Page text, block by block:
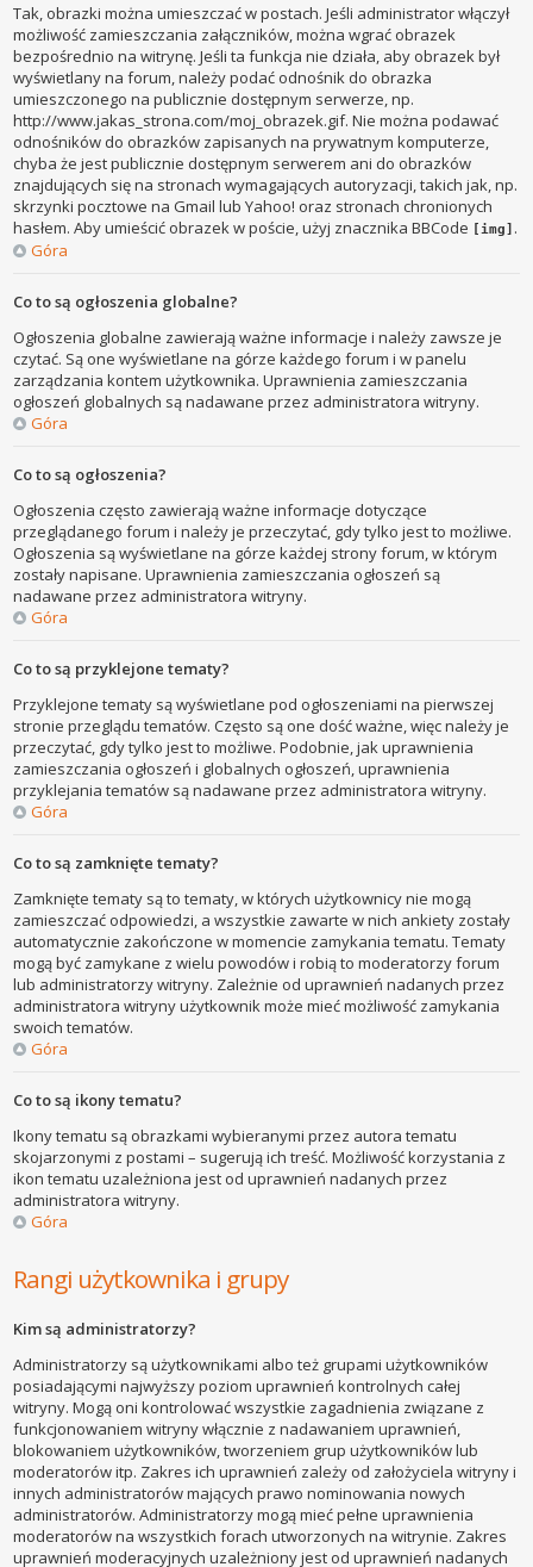
Tak, obrazki można umieszczać w postach. Jeśli administrator włączył
możliwość zamieszczania załączników, można wgrać obrazek
bezpośrednio na witrynę. Jeśli ta funkcja nie działa, aby obrazek był
wyświetlany na forum, należy podać odnośnik do obrazka
umieszczonego na publicznie dostępnym serwerze, np.
http://www.jakas_strona.com/moj_obrazek.gif. Nie można podawać
odnośników do obrazków zapisanych na prywatnym komputerze,
chyba że jest publicznie dostępnym serwerem ani do obrazków
znajdujących się na stronach wymagających autoryzacji, takich jak, np.
skrzynki pocztowe na Gmail lub Yahoo! oraz stronach chronionych
hasłem. Aby umieścić obrazek w poście, użyj znacznika BBCode [img] .
Góra
Co to są ogłoszenia globalne?
Ogłoszenia globalne zawierają ważne informacje i należy zawsze je
czytać. Są one wyświetlane na górze każdego forum i w panelu
zarządzania kontem użytkownika. Uprawnienia zamieszczania
ogłoszeń globalnych są nadawane przez administratora witryny.
Góra
Co to są ogłoszenia?
Ogłoszenia często zawierają ważne informacje dotyczące
przeglądanego forum i należy je przeczytać, gdy tylko jest to możliwe.
Ogłoszenia są wyświetlane na górze każdej strony forum, w którym
zostały napisane. Uprawnienia zamieszczania ogłoszeń są
nadawane przez administratora witryny.
Góra
Co to są przyklejone tematy?
Przyklejone tematy są wyświetlane pod ogłoszeniami na pierwszej
stronie przeglądu tematów. Często są one dość ważne, więc należy je
przeczytać, gdy tylko jest to możliwe. Podobnie, jak uprawnienia
zamieszczania ogłoszeń i globalnych ogłoszeń, uprawnienia
przyklejania tematów są nadawane przez administratora witryny.
Góra
Co to są zamknięte tematy?
Zamknięte tematy są to tematy, w których użytkownicy nie mogą
zamieszczać odpowiedzi, a wszystkie zawarte w nich ankiety zostały
automatycznie zakończone w momencie zamykania tematu. Tematy
mogą być zamykane z wielu powodów i robią to moderatorzy forum
lub administratorzy witryny. Zależnie od uprawnień nadanych przez
administratora witryny użytkownik może mieć możliwość zamykania
swoich tematów.
Góra
Co to są ikony tematu?
Ikony tematu są obrazkami wybieranymi przez autora tematu
skojarzonymi z postami – sugerują ich treść. Możliwość korzystania z
ikon tematu uzależniona jest od uprawnień nadanych przez
administratora witryny.
Góra
Rangi użytkownika i grupy
Kim są administratorzy?
Administratorzy są użytkownikami albo też grupami użytkowników
posiadającymi najwyższy poziom uprawnień kontrolnych całej
witryny. Mogą oni kontrolować wszystkie zagadnienia związane z
funkcjonowaniem witryny włącznie z nadawaniem uprawnień,
blokowaniem użytkowników, tworzeniem grup użytkowników lub
moderatorów itp. Zakres ich uprawnień zależy od założyciela witryny i
innych administratorów mających prawo nominowania nowych
administratorów. Administratorzy mogą mieć pełne uprawnienia
moderatorów na wszystkich forach utworzonych na witrynie. Zakres
uprawnień moderacyjnych uzależniony jest od uprawnień nadanych